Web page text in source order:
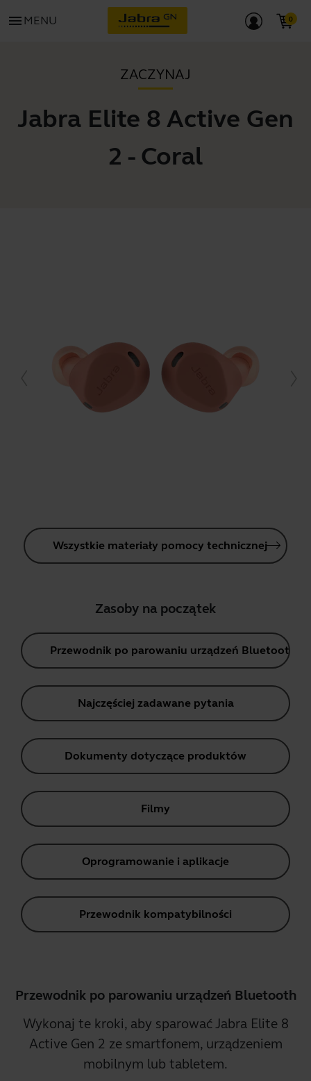
menu MENU
ZACZYNAJ
Jabra Elite 8 Active Gen
2 - Coral
Wszystkie materiały pomocy technicznej
Zasoby na początek
Przewodnik po parowaniu urządzeń Bluetooth
Najczęściej zadawane pytania
Dokumenty dotyczące produktów
Filmy
Oprogramowanie i aplikacje
Przewodnik kompatybilności
Przewodnik po parowaniu urządzeń Bluetooth
Wykonaj te kroki, aby sparować Jabra Elite 8
Active Gen 2 ze smartfonem, urządzeniem
mobilnym lub tabletem.